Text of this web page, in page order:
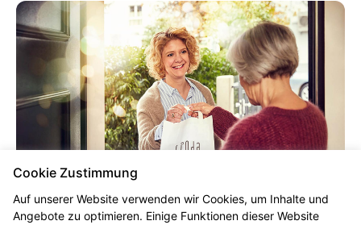
Cookie Zustimmung
Auf unserer Website verwenden wir Cookies, um Inhalte und
Angebote zu optimieren. Einige Funktionen dieser Website